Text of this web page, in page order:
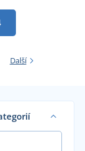
Další